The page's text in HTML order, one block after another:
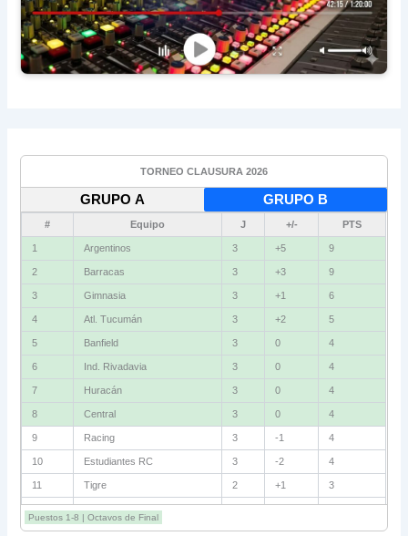
TORNEO CLAUSURA 2026
GRUPO A GRUPO B
# Equipo J +/- PTS
1 Argentinos 3 +5 9
2 Barracas 3 +3 9
3 Gimnasia 3 +1 6
4 Atl. Tucumán 3 +2 5
5 Banfield 3 0 4
6 Ind. Rivadavia 3 0 4
7 Huracán 3 0 4
8 Central 3 0 4
9 Racing 3 -1 4
10 Estudiantes RC 3 -2 4
11 Tigre 2 +1 3
12 Belgrano 2 0 3
13 Sarmiento 3 -1 3
Puestos 1-8 | Octavos de Final